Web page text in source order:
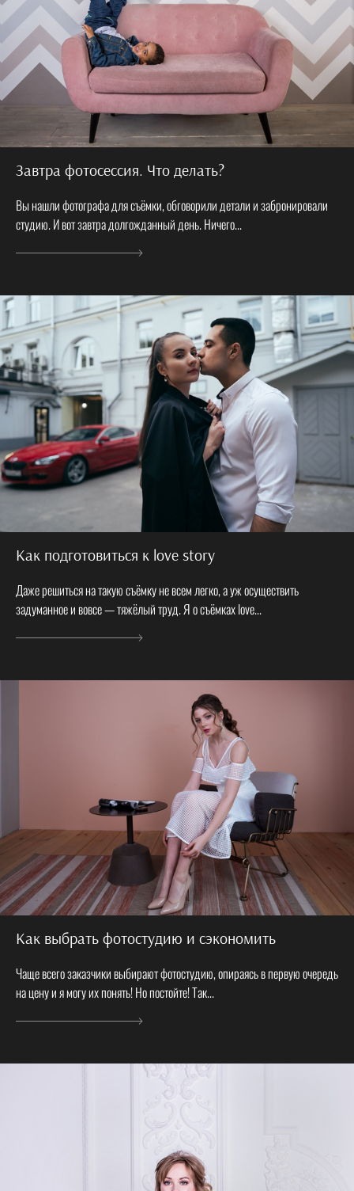
Завтра фотосессия. Что делать?
Вы нашли фотографа для съёмки, обговорили детали и забронировали
студию. И вот завтра долгожданный день. Ничего...
Как подготовиться к love story
Даже решиться на такую съёмку не всем легко, а уж осуществить
задуманное и вовсе — тяжёлый труд. Я о съёмках love...
Как выбрать фотостудию и сэкономить
Чаще всего заказчики выбирают фотостудию, опираясь в первую очередь
на цену и я могу их понять! Но постойте! Так...